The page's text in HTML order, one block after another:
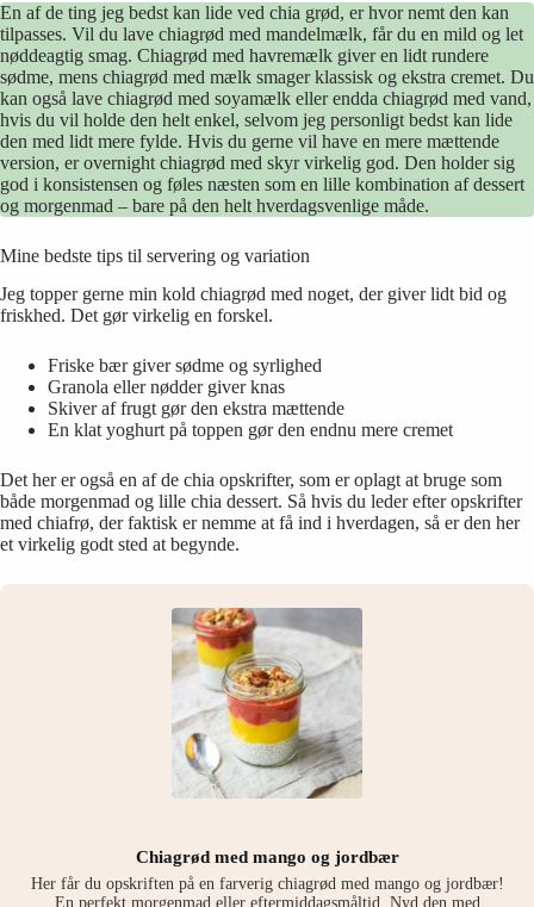
En af de ting jeg bedst kan lide ved chia grød, er hvor nemt den kan
tilpasses. Vil du lave chiagrød med mandelmælk, får du en mild og let
nøddeagtig smag. Chiagrød med havremælk giver en lidt rundere
sødme, mens chiagrød med mælk smager klassisk og ekstra cremet. Du
kan også lave chiagrød med soyamælk eller endda chiagrød med vand,
hvis du vil holde den helt enkel, selvom jeg personligt bedst kan lide
den med lidt mere fylde. Hvis du gerne vil have en mere mættende
version, er overnight chiagrød med skyr virkelig god. Den holder sig
god i konsistensen og føles næsten som en lille kombination af dessert
og morgenmad – bare på den helt hverdagsvenlige måde.
Mine bedste tips til servering og variation
Jeg topper gerne min kold chiagrød med noget, der giver lidt bid og
friskhed. Det gør virkelig en forskel.
Friske bær giver sødme og syrlighed
Granola eller nødder giver knas
Skiver af frugt gør den ekstra mættende
En klat yoghurt på toppen gør den endnu mere cremet
Det her er også en af de chia opskrifter, som er oplagt at bruge som
både morgenmad og lille chia dessert. Så hvis du leder efter opskrifter
med chiafrø, der faktisk er nemme at få ind i hverdagen, så er den her
et virkelig godt sted at begynde.
Chiagrød med mango og jordbær
Her får du opskriften på en farverig chiagrød med mango og jordbær!
En perfekt morgenmad eller eftermiddagsmåltid. Nyd den med